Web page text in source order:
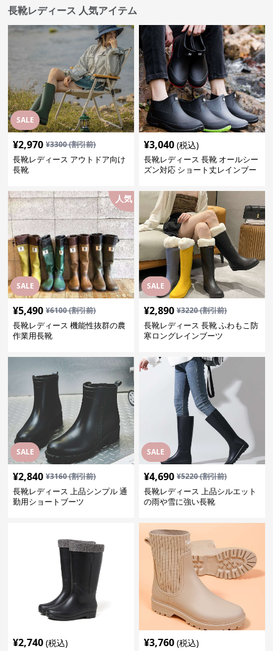
長靴レディース 人気アイテム
SALE
¥2,970 ¥3300(割引前)
長靴レディース アウトドア向け
長靴
¥3,040 (税込)
長靴レディース 長靴 オールシー
ズン対応 ショート丈レインブー
SALE
人気
¥5,490 ¥6100(割引前)
長靴レディース 機能性抜群の農
作業用長靴
SALE
¥2,890 ¥3220(割引前)
長靴レディース 長靴 ふわもこ防
寒ロングレインブーツ
SALE
¥2,840 ¥3160(割引前)
長靴レディース 上品シンプル 通
勤用ショートブーツ
SALE
¥4,690 ¥5220(割引前)
長靴レディース 上品シルエット
の雨や雪に強い長靴
¥2,740 (税込) ¥3,760 (税込)